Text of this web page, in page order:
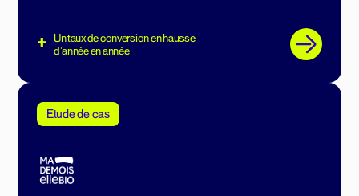
+ Un taux de conversion en hausse
dʼannée en année
Etude de cas